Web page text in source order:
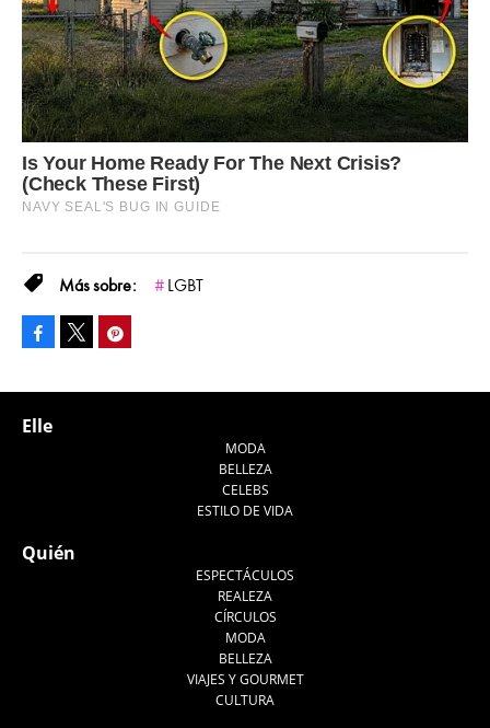
LGBT
Facebook
Elle
MODA
BELLEZA
CELEBS
ESTILO DE VIDA
Quién
ESPECTÁCULOS
REALEZA
CÍRCULOS
MODA
BELLEZA
VIAJES Y GOURMET
CULTURA